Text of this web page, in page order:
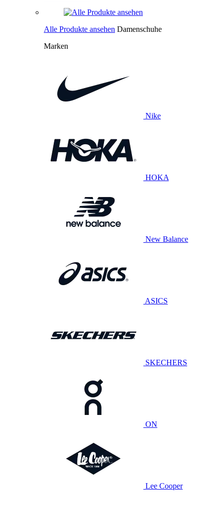
Alle Produkte ansehen Damenschuhe
Marken
Nike
HOKA
New Balance
ASICS
SKECHERS
ON
Lee Cooper